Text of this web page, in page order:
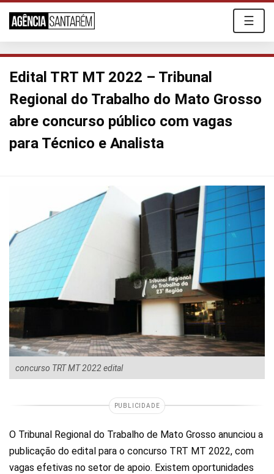
☰
Edital TRT MT 2022 – Tribunal
Regional do Trabalho do Mato Grosso
abre concurso público com vagas
para Técnico e Analista
concurso TRT MT 2022 edital
PUBLICIDADE
O Tribunal Regional do Trabalho de Mato Grosso anunciou a
publicação do edital para o concurso TRT MT 2022, com
vagas efetivas no setor de apoio. Existem oportunidades